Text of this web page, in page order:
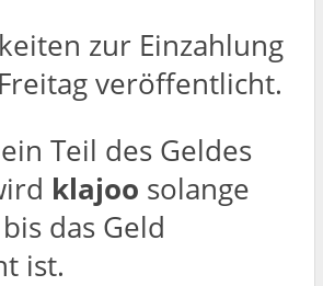
zur Einzahlung
veröffentlicht.
Teil des Geldes
klajoo solange
das Geld
ist.